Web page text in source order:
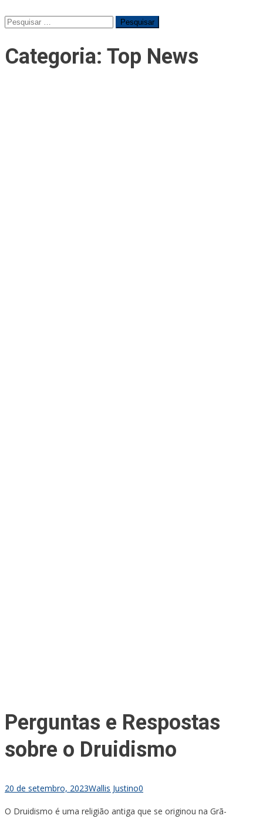
Pesquisar
Categoria: Top News
Perguntas e Respostas
sobre o Druidismo
20 de setembro, 2023Wallis Justino0
O Druidismo é uma religião antiga que se originou na Grã-